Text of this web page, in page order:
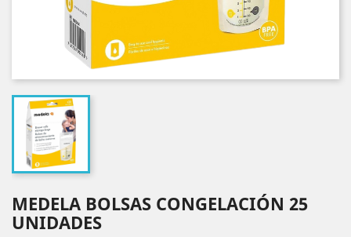
MEDELA BOLSAS CONGELACIÓN 25
UNIDADES